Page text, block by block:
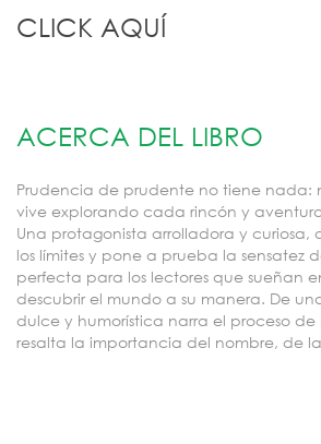
CLICK AQUÍ
ACERCA DEL LIBRO
Prudencia de prudente no tiene nada:
vive explorando cada rincón y
Una protagonista arrolladora y curiosa,
los límites y pone a prueba la sensatez
perfecta para los lectores que sueñan
descubrir el mundo a su manera. De
dulce y humorística narra el proceso
resalta la importancia del nombre, de